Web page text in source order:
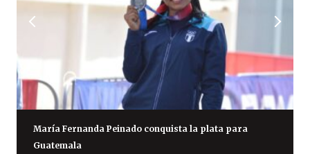
María Fernanda Peinado conquista la plata para
Guatemala